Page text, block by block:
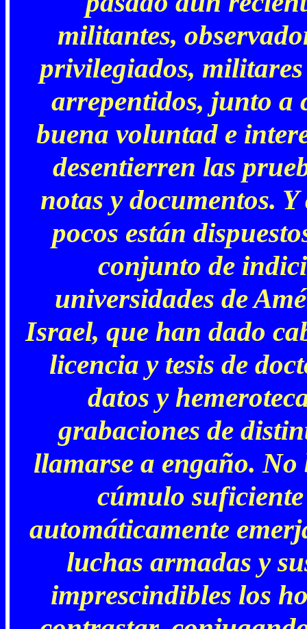
militantes,
privilegiados,
arrepentidos, junto a
buena voluntad e
desentierren las
notas y documentos.
pocos están
conjunto de
universidades de
Israel, que han dado
licencia y tesis de
datos y
grabaciones de
llamarse a engaño.
cúmulo
automáticamente
luchas armadas y
imprescindibles los